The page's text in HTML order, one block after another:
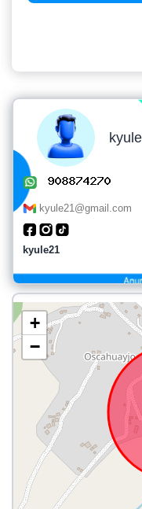
kyule21@gmail.com
kyule21
+
−